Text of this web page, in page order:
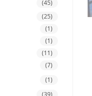
(45)
(25)
(1)
(1)
(11)
(7)
(1)
(39)